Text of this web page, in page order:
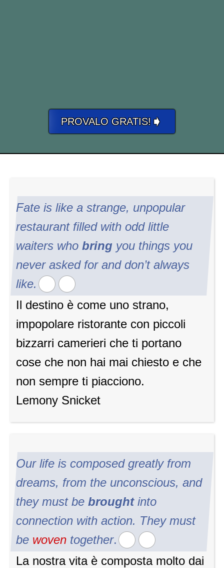
PROVALO GRATIS! ➧
Fate is like a strange, unpopular
restaurant filled with odd little
waiters who bring you things you
never asked for and don’t always
like.
Il destino è come uno strano,
impopolare ristorante con piccoli
bizzarri camerieri che ti portano
cose che non hai mai chiesto e che
non sempre ti piacciono.
Lemony Snicket
Our life is composed greatly from
dreams, from the unconscious, and
they must be brought into
connection with action. They must
be woven together.
La nostra vita è composta molto dai